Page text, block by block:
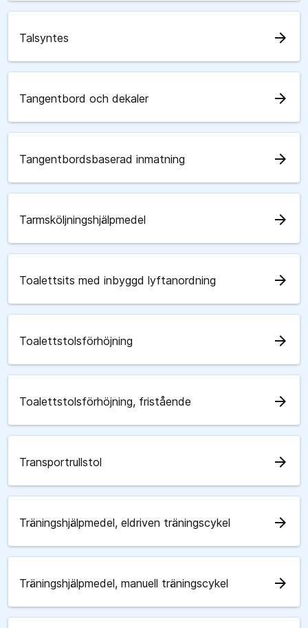
Talsyntes arrow_forward
Tangentbord och dekaler arrow_forward
Tangentbordsbaserad inmatning arrow_forward
Tarmsköljningshjälpmedel arrow_forward
Toalettsits med inbyggd lyftanordning arrow_forward
Toalettstolsförhöjning arrow_forward
Toalettstolsförhöjning, fristående arrow_forward
Transportrullstol arrow_forward
Träningshjälpmedel, eldriven träningscykel arrow_forward
Träningshjälpmedel, manuell träningscykel arrow_forward